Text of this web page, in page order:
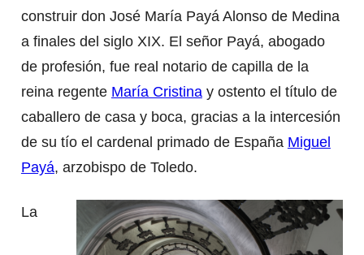
construir don José María Payá Alonso de Medina
a finales del siglo XIX. El señor Payá, abogado
de profesión, fue real notario de capilla de la
reina regente María Cristinay ostento el título de
caballero de casa y boca, gracias a la intercesión
de su tío el cardenal primado de España Miguel
Payá, arzobispo de Toledo.
La